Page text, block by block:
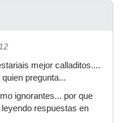
mejor calladitos....
pregunta...
ignorantes... por que
respuestas en